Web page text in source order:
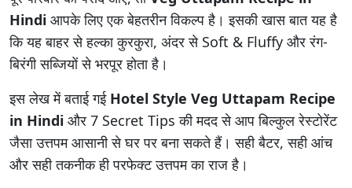
Hindi आपके लिए एक बेहतरीन विकल्प है। इसकी खास बात यह है
कि यह बाहर से हल्का कुरकुरा, अंदर से Soft & Fluffy और रंग-
बिरंगी सब्जियों से भरपूर होता है।
इस लेख में बताई गई Hotel Style Veg Uttapam Recipe
in Hindi और 7 Secret Tips की मदद से आप बिल्कुल रेस्टोरेंट
जैसा उत्तपम आसानी से घर पर बना सकते हैं। सही बैटर, सही आंच
और सही तकनीक ही परफेक्ट उत्तपम का राज है।